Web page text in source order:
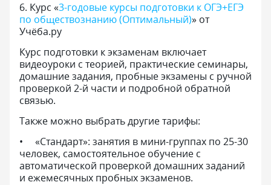
6. Курс «3-годовые курсы подготовки к ОГЭ+ЕГЭ
по обществознанию (Оптимальный)» от
Учёба.ру
Курс подготовки к экзаменам включает
видеоуроки с теорией, практические семинары,
домашние задания, пробные экзамены с ручной
проверкой 2-й части и подробной обратной
связью.
Также можно выбрать другие тарифы:
«Стандарт»: занятия в мини-группах по 25-30
человек, самостоятельное обучение с
автоматической проверкой домашних заданий
и ежемесячных пробных экзаменов.